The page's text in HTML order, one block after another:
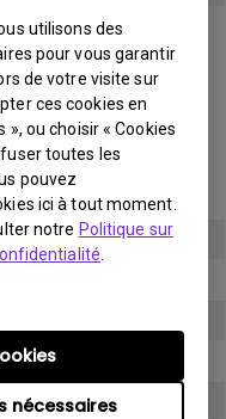
utilisons des
pour vous garantir
de votre visite sur
ces cookies en
ou choisir « Cookies
toutes les
pouvez
ici à tout moment.
notre Politique sur
nécessaires